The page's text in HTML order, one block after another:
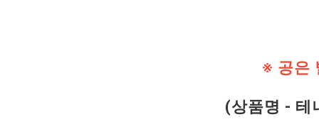
※ 공은
(상품명 - 테